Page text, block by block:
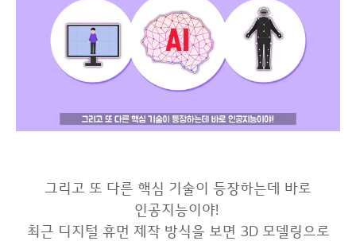
그리고 또 다른 핵심 기술이 등장하는데 바로
인공지능이야!
최근 디지털 휴먼 제작 방식을 보면 3D 모델링으로